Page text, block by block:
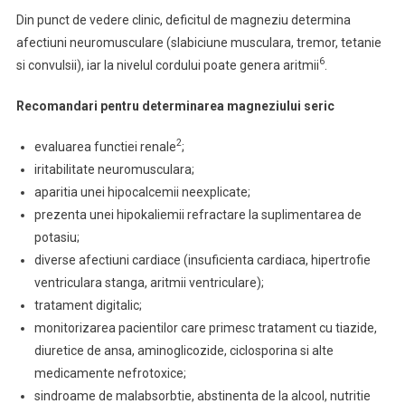
Din punct de vedere clinic, deficitul de magneziu determina
afectiuni neuromusculare (slabiciune musculara, tremor, tetanie
si convulsii), iar la nivelul cordului poate genera aritmii6.
Recomandari pentru determinarea magneziului seric
evaluarea functiei renale2;
iritabilitate neuromusculara;
aparitia unei hipocalcemii neexplicate;
prezenta unei hipokaliemii refractare la suplimentarea de
potasiu;
diverse afectiuni cardiace (insuficienta cardiaca, hipertrofie
ventriculara stanga, aritmii ventriculare);
tratament digitalic;
monitorizarea pacientilor care primesc tratament cu tiazide,
diuretice de ansa, aminoglicozide, ciclosporina si alte
medicamente nefrotoxice;
sindroame de malabsorbtie, abstinenta de la alcool, nutritie